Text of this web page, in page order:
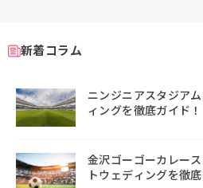
新着コラム
ニンジニアスタジア
ィングを徹底ガイド！
金沢ゴーゴーカレー
トウェディングを徹底